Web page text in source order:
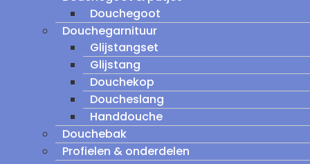
Douchegoot
Douchegarnituur
Glijstangset
Glijstang
Douchekop
Doucheslang
Handdouche
Douchebak
Profielen & onderdelen